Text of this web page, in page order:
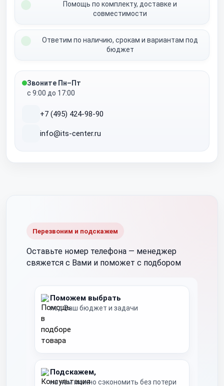
Помощь по комплекту, доставке и
совместимости
Ответим по наличию, срокам и вариантам под
бюджет
Звоните Пн–Пт
с 9:00 до 17:00
+7 (495) 424-98-90
info@its-center.ru
Перезвоним и подскажем
Оставьте номер телефона — менеджер
свяжется с Вами и поможет с подбором
Поможем выбрать
под Ваш бюджет и задачи
Подскажем,
на чём можно сэкономить без потери